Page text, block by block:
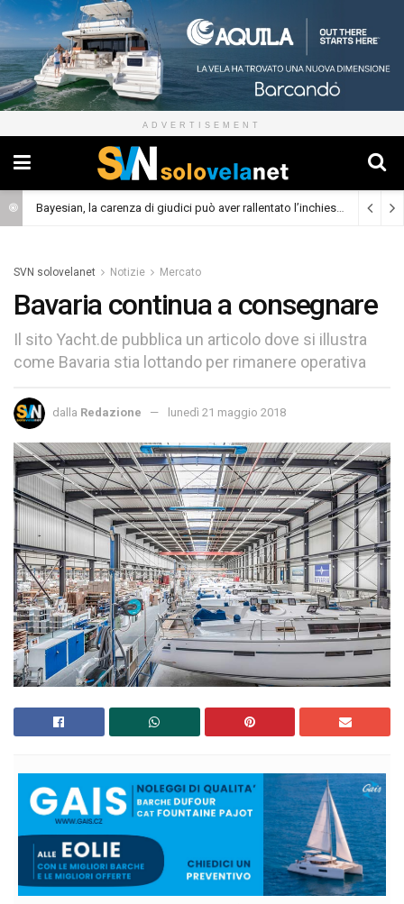
ADVERTISEMENT
Bayesian, la carenza di giudici può aver rallentato l’inchiesta (Cronaca)
SVN solovelanet Notizie Mercato
Bavaria continua a consegnare
Il sito Yacht.de pubblica un articolo dove si illustra
come Bavaria stia lottando per rimanere operativa
dalla Redazione lunedì 21 maggio 2018